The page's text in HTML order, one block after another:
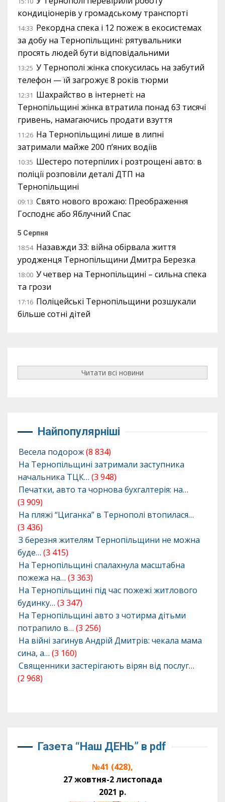
кондиціонерів у громадському транспорті
14:33 Рекордна спека і 12 пожеж в екосистемах
за добу на Тернопільщині: рятувальники
просять людей бути відповідальними
13:25 У Тернополі жінка спокусилась на забутий
телефон — їй загрожує 8 років тюрми
12:31 Шахрайство в інтернеті: на
Тернопільщині жінка втратила понад 63 тисячі
гривень, намагаючись продати взуття
11:26 На Тернопільщині лише в липні
затримали майже 200 п’яних водіїв
10:35 Шестеро потерпілих і розтрощені авто: в
поліції розповіли деталі ДТП на
Тернопільщині
09:13 Свято нового врожаю: Преображення
Господнє або Яблучний Спас
5 Серпня
18:54 Назавжди 33: війна обірвала життя
уродженця Тернопільщини Дмитра Березка
18:00 У четвер на Тернопільщині – сильна спека
та грози
17:16 Поліцейські Тернопільщини розшукали
більше сотні дітей
Читати всі новини
Найпопулярніші
Весела подорож(8 834)
На Тернопільщині затримали заступника
начальника ТЦК… (3 948)
Печатки, авто та чорнова бухгалтерія: на…
(3 909)
На пляжі “Циганка” в Тернополі втопилася…
(3 436)
З березня жителям Тернопільщини не можна
буде… (3 415)
На Тернопільщині спалахнула масштабна
пожежа на… (3 363)
На Тернопільщині під час пожежі житлового
будинку… (3 347)
На Тернопільщині авто з чотирма дітьми
потрапило в… (3 256)
На війні загинув Андрій Дмитрів: чекала мама
сина, а… (3 160)
Священники застерігають вірян від послуг…
(2 968)
Газета “Наш ДЕНЬ” в pdf
№41 (428),
27 жовтня-2 листопада
2021 р.